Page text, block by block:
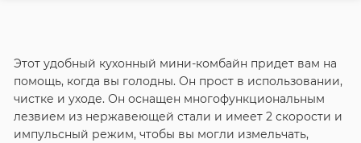
Этот удобный кухонный мини-комбайн придет вам на
помощь, когда вы голодны. Он прост в использовании,
чистке и уходе. Он оснащен многофункциональным
лезвием из нержавеющей стали и имеет 2 скорости и
импульсный режим, чтобы вы могли измельчать,